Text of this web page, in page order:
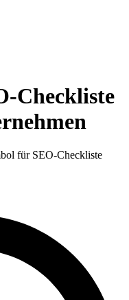
Checkliste